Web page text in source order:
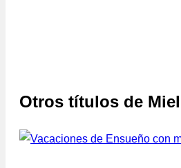
Otros títulos de Miel